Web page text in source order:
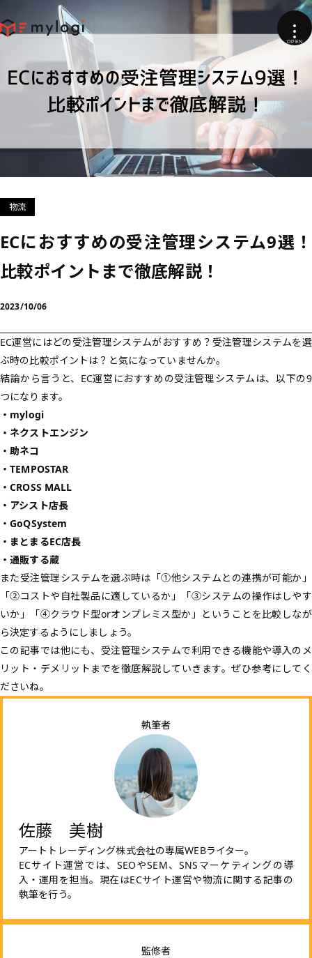
物流
ECにおすすめの受注管理システム9選！
比較ポイントまで徹底解説！
2023/10/06
EC運営にはどの受注管理システムがおすすめ？受注管理システムを選
ぶ時の比較ポイントは？と気になっていませんか。
結論から言うと、EC運営におすすめの受注管理システムは、以下の9
つになります。
・mylogi
・ネクストエンジン
・助ネコ
・TEMPOSTAR
・CROSS MALL
・アシスト店長
・GoQSystem
・まとまるEC店長
・通販する蔵
また受注管理システムを選ぶ時は「①他システムとの連携が可能か」
「②コストや自社製品に適しているか」「③システムの操作はしやす
いか」「④クラウド型orオンプレミス型か」ということを比較しなが
ら決定するようにしましょう。
この記事では他にも、受注管理システムで利用できる機能や導入のメ
リット・デメリットまでを徹底解説していきます。ぜひ参考にしてく
ださいね。
執筆者
佐藤 美樹
アートトレーディング株式会社の専属WEBライター。
ECサイト運営では、SEOやSEM、SNSマーケティングの導
入・運用を担当。現在はECサイト運営や物流に関する記事の
執筆を行う。
監修者